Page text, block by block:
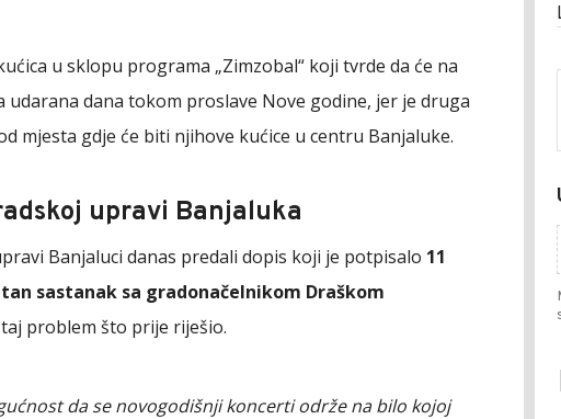
u sklopu programa „Zimzobal“ koji tvrde da će na
dana tokom proslave Nove godine, jer je druga
mjesta gdje će biti njihove kućice u centru Banjaluke.
upravi Banjaluka
Banjaluci danas predali dopis koji je potpisalo 11
sastanak sa gradonačelnikom Draškom
problem što prije riješio.
da se novogodišnji koncerti održe na bilo kojoj